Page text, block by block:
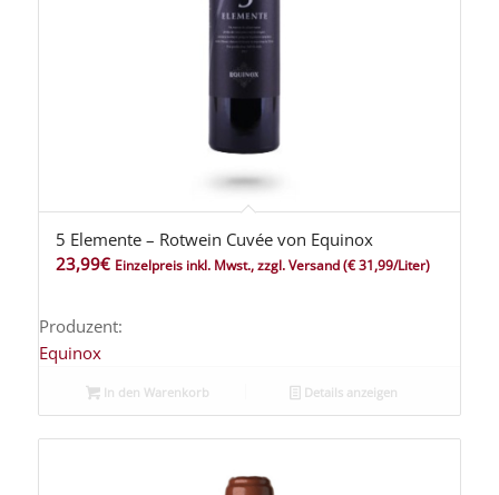
5 Elemente – Rotwein Cuvée von Equinox
23,99€ Einzelpreis inkl. Mwst., zzgl. Versand(€ 31,99/Liter)
Produzent:
Equinox
In den Warenkorb Details anzeigen